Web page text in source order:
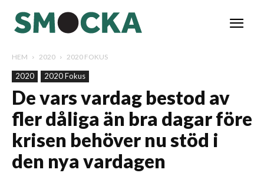
HEM 2020 2020 FOKUS
2020 2020 Fokus
De vars vardag bestod av
fler dåliga än bra dagar före
krisen behöver nu stöd i
den nya vardagen